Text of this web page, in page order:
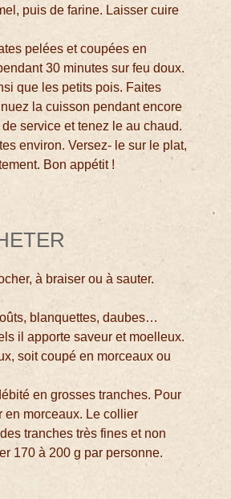
puis de farine. Laisser cuire
pelées et coupées en
30 minutes sur feu doux.
que les petits pois. Faites
la cuisson pendant encore
service et tenez le au chaud.
environ. Versez- le sur le plat,
Bon appétit !
à braiser ou à sauter.
blanquettes, daubes…
il apporte saveur et moelleux.
soit coupé en morceaux ou
en grosses tranches. Pour
en morceaux. Le collier
tranches très fines et non
170 à 200 g par personne.